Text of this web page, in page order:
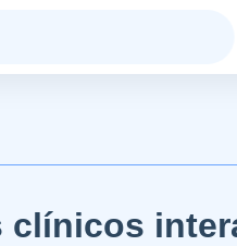
clínicos